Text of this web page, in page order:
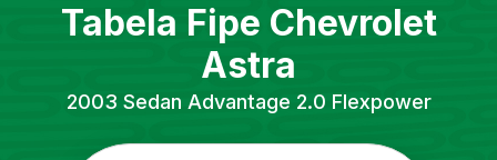
Tabela Fipe Chevrolet
Astra
2003 Sedan Advantage 2.0 Flexpower